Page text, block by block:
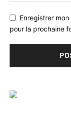
Enregistrer
pour la prochaine